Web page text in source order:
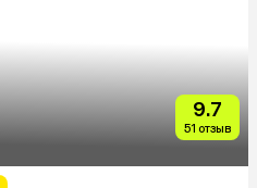
9.7
51 отзыв